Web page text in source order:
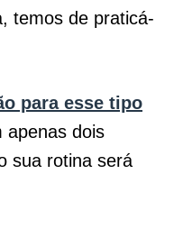
temos de praticá-
para esse tipo
apenas dois
sua rotina será